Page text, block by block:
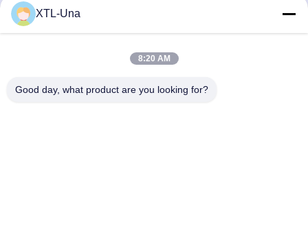
Snel contact
Nr 327, Xingye-Road, het Gebied van het de
Sichuan, China
XTL-Una
8:20 AM
Good day, what product are you looking for?